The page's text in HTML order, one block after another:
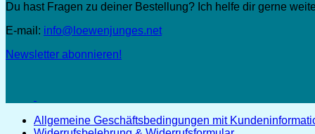
Du hast Fragen zu deiner Bestellung? Ich helfe dir gerne
E-mail: info@loewenjunges.net
Newsletter abonnieren!
Allgemeine Geschäftsbedingungen mit